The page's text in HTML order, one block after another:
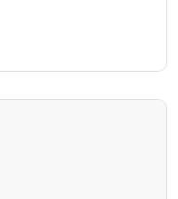
ผิดปกติของระบบภูมิคุ้มกัน
พันธุ์ สันนิษฐานว่าเกิดจาก
ตรีมีครรภ์ ส่งผลให้ร่างกาย